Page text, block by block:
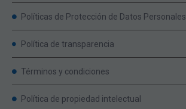
Políticas de Protección de Datos Personales
Política de transparencia
Términos y condiciones
Política de propiedad intelectual